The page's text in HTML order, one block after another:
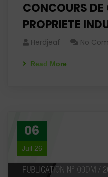
CONCOURS DE
PROPRIETE
Herdjeaf No
Read More
06
Juil 26